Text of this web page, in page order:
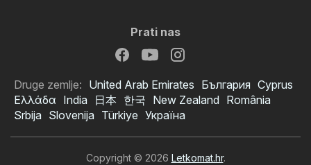
Prati nas
Druge zemlje: United Arab Emirates България Cyprus
Ελλάδα India 日本 한국 New Zealand România
Srbija Slovenija Türkiye Україна
Copyright © 2026 Letkomat.hr.